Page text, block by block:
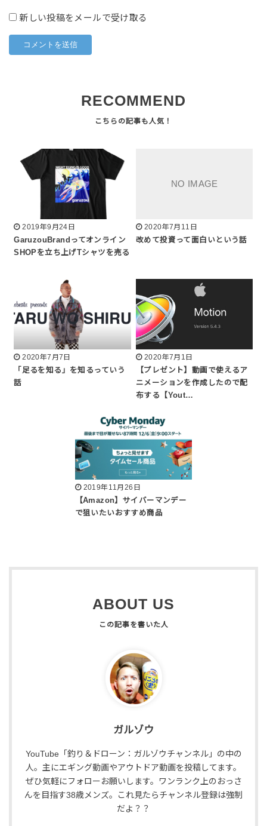
新しい投稿をメールで受け取る
RECOMMEND
2019年9月24日
GaruzouBrandってオンライン
SHOPを立ち上げTシャツを売る
2020年7月11日
改めて投資って面白いという話
2020年7月7日
「足るを知る」を知るっていう
話
2020年7月1日
【プレゼント】動画で使えるア
ニメーションを作成したので配
布する【Yout…
2019年11月26日
【Amazon】サイバーマンデー
で狙いたいおすすめ商品
ABOUT US
ガルゾウ
YouTube「釣り＆ドローン：ガルゾウチャンネル」の中の
人。主にエギング動画やアウトドア動画を投稿してます。
ぜひ気軽にフォローお願いします。ワンランク上のおっさ
んを目指す38歳メンズ。これ見たらチャンネル登録は強制
だよ？？